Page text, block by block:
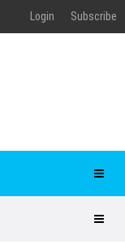
Login Subscribe